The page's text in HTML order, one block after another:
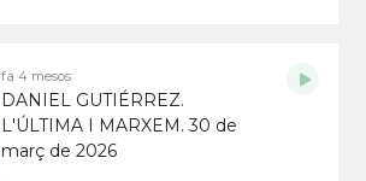
fa 4 mesos
DANIEL GUTIÉRREZ.
L'ÚLTIMA I MARXEM. 30 de
març de 2026